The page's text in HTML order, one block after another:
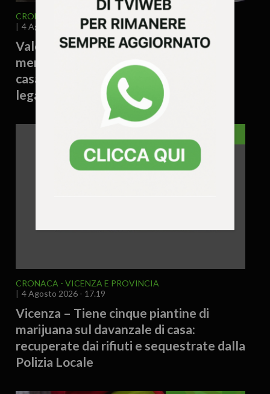
CRONACA VENETO
VICENZA E PROVINCIA
4 Agosto 2026 - 17.54
Valdagno – Donna trovata morta
mentre raccoglieva patate nell’orto di
casa: si valuta un possibile malore
legato al caldo
CRONACA
VICENZA E PROVINCIA
4 Agosto 2026 - 17.19
Vicenza – Tiene cinque piantine di
marijuana sul davanzale di casa:
recuperate dai rifiuti e sequestrate dalla
Polizia Locale